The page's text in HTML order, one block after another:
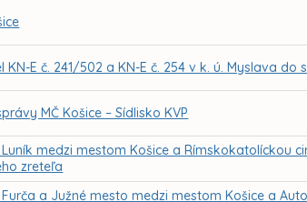
E č. 241/502 a KN-E č. 254 v k. ú. Myslava do
MČ Košice – Sídlisko KVP
medzi mestom Košice a Rímskokatolíckou
zreteľa
a Južné mesto medzi mestom Košice a